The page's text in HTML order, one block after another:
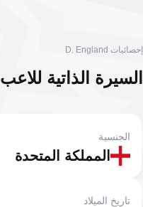
إحصائيات D. England
السيرة الذاتية للاعب
المملكة المتحدة
الجنسية
تاريخ الميلاد